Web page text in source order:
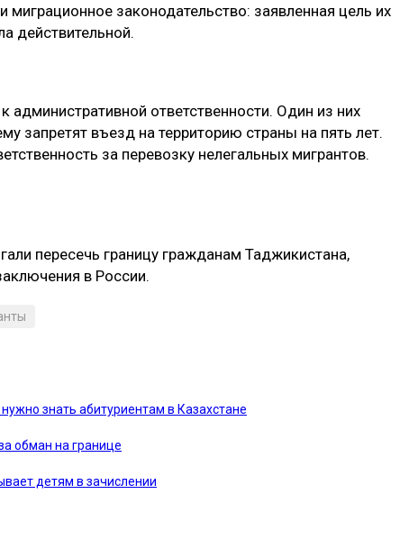
миграционное законодательство: заявленная цель их
действительной.
административной ответственности. Один из них
запретят въезд на территорию страны на пять лет.
за перевозку нелегальных мигрантов.
пересечь границу гражданам Таджикистана,
в России.